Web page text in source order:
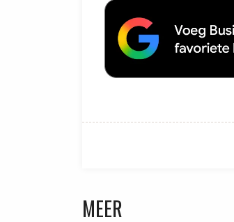
MEER